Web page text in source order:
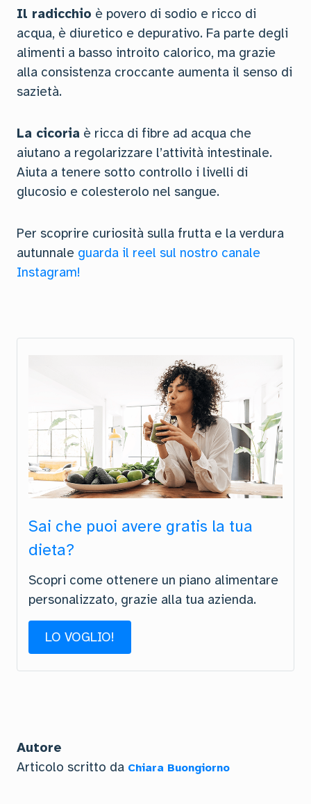
Il radicchio è povero di sodio e ricco di
acqua, è diuretico e depurativo. Fa parte degli
alimenti a basso introito calorico, ma grazie
alla consistenza croccante aumenta il senso di
sazietà.
La cicoria è ricca di fibre ad acqua che
aiutano a regolarizzare l’attività intestinale.
Aiuta a tenere sotto controllo i livelli di
glucosio e colesterolo nel sangue.
Per scoprire curiosità sulla frutta e la verdura
autunnale guarda il reel sul nostro canale
Instagram!
Sai che puoi avere gratis la tua
dieta?
Scopri come ottenere un piano alimentare
personalizzato, grazie alla tua azienda.
LO VOGLIO!
Autore
Articolo scritto da Chiara Buongiorno